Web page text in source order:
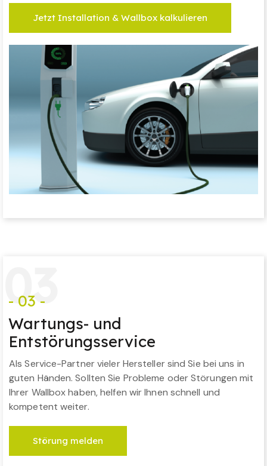
Jetzt Installation & Wallbox kalkulieren
03
- 03 -
Wartungs- und
Entstörungsservice
Als Service-Partner vieler Hersteller sind Sie bei uns in
guten Händen. Sollten Sie Probleme oder Störungen mit
Ihrer Wallbox haben, helfen wir Ihnen schnell und
kompetent weiter.
Störung melden